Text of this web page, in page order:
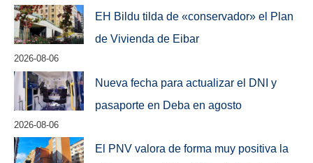
EH Bildu tilda de «conservador» el Plan
de Vivienda de Eibar
2026-08-06
Nueva fecha para actualizar el DNI y
pasaporte en Deba en agosto
2026-08-06
El PNV valora de forma muy positiva la